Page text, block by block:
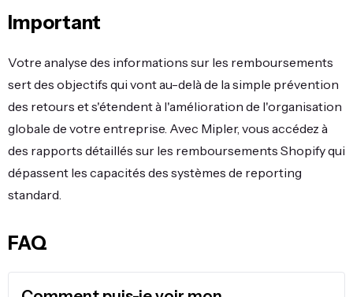
Important
Votre analyse des informations sur les remboursements
sert des objectifs qui vont au-delà de la simple prévention
des retours et s'étendent à l'amélioration de l'organisation
globale de votre entreprise. Avec Mipler, vous accédez à
des rapports détaillés sur les remboursements Shopify qui
dépassent les capacités des systèmes de reporting
standard.
FAQ